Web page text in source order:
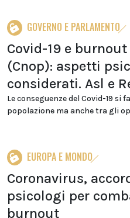
GOVERNO E PARLAMENTO
Covid-19 e
(Cnop): aspetti
considerati. Asl e
Le conseguenze del Covid-19 si
popolazione ma anche tra gli
EUROPA E MONDO
Coronavirus,
psicologi per
burnout